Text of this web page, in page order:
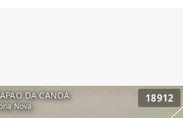
DA CANOA
Nova
18912